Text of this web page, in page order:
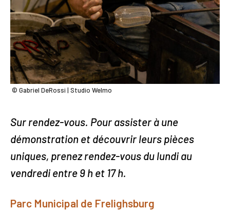
© Gabriel DeRossi | Studio Welmo
Sur rendez-vous. Pour assister à une
démonstration et découvrir leurs pièces
uniques, prenez rendez-vous du lundi au
vendredi entre 9 h et 17 h.
Parc Municipal de Frelighsburg